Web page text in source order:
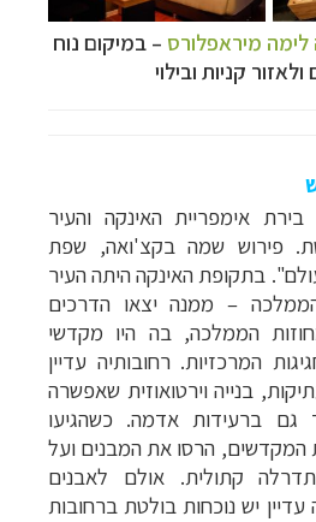
לימה מיראפלורס – במיקום נוח
קניות ובילוי
בירת אימפריית האינקה והעיר
פירוש שמה בקצ'ואה, שפת
בתקופת האינקה היתה העיר
– ממנה יצאו הדרכים
הממלכה, בה היו מקדשי
המרכזיות.רחובותיה עדיין
בנייה וירטואוזית שאפשרה
גם ברעידות אדמה. כשהגיעו
המקדשים, הרסו את המבנים ועל
קתולית. אולם לאבנים
יש נוכחות בולטת ברחובות